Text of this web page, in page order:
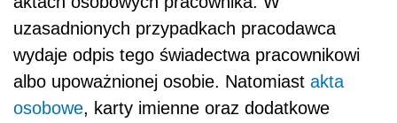
uzasadnionych przypadkach pracodawca
wydaje odpis tego świadectwa pracownikowi
albo upoważnionej osobie. Natomiast akta
osobowe, karty imienne oraz dodatkowe